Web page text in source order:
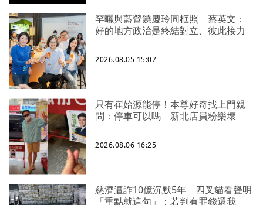
罕曬與藍營饒慶玲同框照 蔡英文：
好的地方政治是終結對立、彼此接力
2026.08.05 15:07
只有崔始源能停！本尊好奇找上門親
問：停車可以嗎 新北店員粉樂壞
2026.08.06 16:25
慈濟遭詐10億沉默5年 四叉貓看聲明
「重點就這句」：若判有罪錢還我